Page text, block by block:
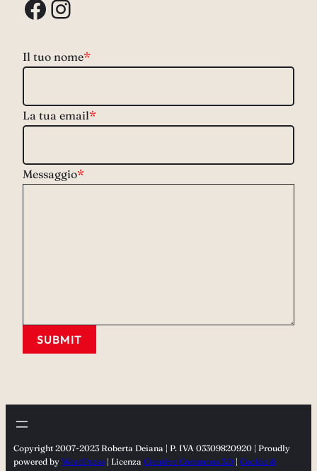
Facebook
Instagram
Il tuo nome*
La tua email*
Messaggio*
SUBMIT
Copyright 2007-2023 Roberta Deiana | P. IVA 03309820920 | Proudly
powered by WordPress | Licenza Creative Commons 3.0| Cookie &